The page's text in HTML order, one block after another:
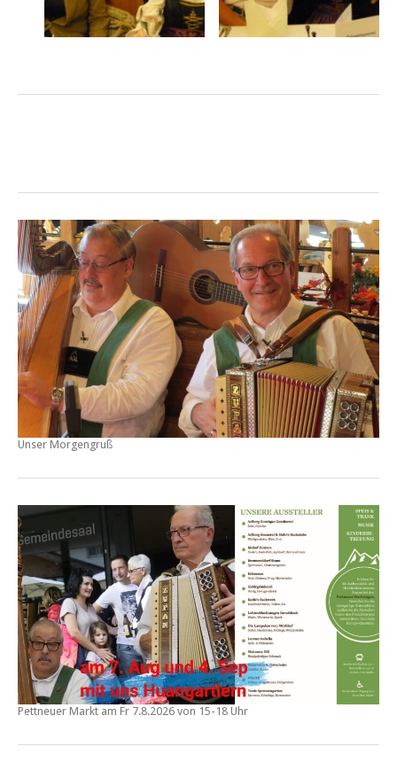
Unser Morgengruß
Pettneuer Markt am Fr 7.8.2026 von 15-18 Uhr